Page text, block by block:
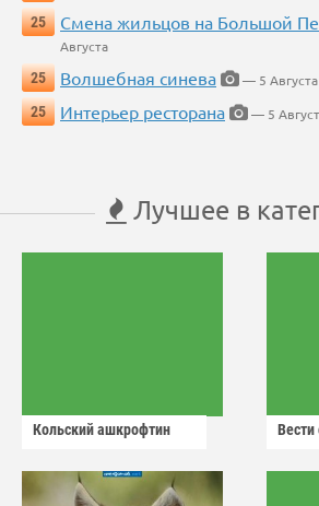
25
Смена жильцов на Большой
Августа
25
Волшебная синева
— 5 Августа
25
Интерьер ресторана — 5
Лучшее в
Кольский ашкрофтин